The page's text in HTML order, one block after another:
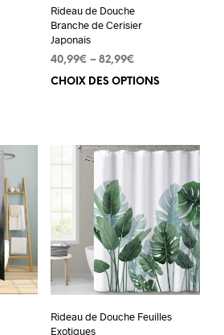
Ce
produit
variations.
options
peuvent
être
choisies
sur
la
page
Rideau de Douche
Branche de Cerisier
Japonais
40,99€ – 82,99€
CHOIX DES OPTIONS
Les
Rideau de Douche Feuilles
Exotiques